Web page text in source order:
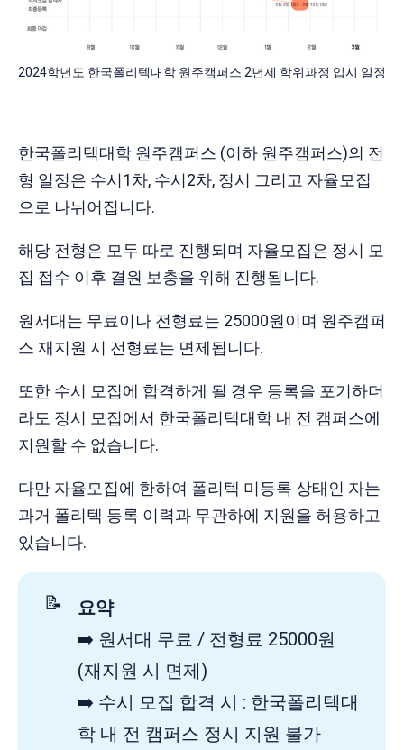
2024학년도 한국폴리텍대학 원주캠퍼스 2년제 학위과정 입시 일정
한국폴리텍대학 원주캠퍼스 (이하 원주캠퍼스)의 전
형 일정은 수시1차, 수시2차, 정시 그리고 자율모집
으로 나뉘어집니다.
해당 전형은 모두 따로 진행되며 자율모집은 정시 모
집 접수 이후 결원 보충을 위해 진행됩니다.
원서대는 무료이나 전형료는 25000원이며 원주캠퍼
스 재지원 시 전형료는 면제됩니다.
또한 수시 모집에 합격하게 될 경우 등록을 포기하더
라도 정시 모집에서 한국폴리텍대학 내 전 캠퍼스에
지원할 수 없습니다.
다만 자율모집에 한하여 폴리텍 미등록 상태인 자는
과거 폴리텍 등록 이력과 무관하에 지원을 허용하고
있습니다.
📝
요약
➡️ 원서대 무료 / 전형료 25000원
(재지원 시 면제)
➡️ 수시 모집 합격 시 : 한국폴리텍대
학 내 전 캠퍼스 정시 지원 불가